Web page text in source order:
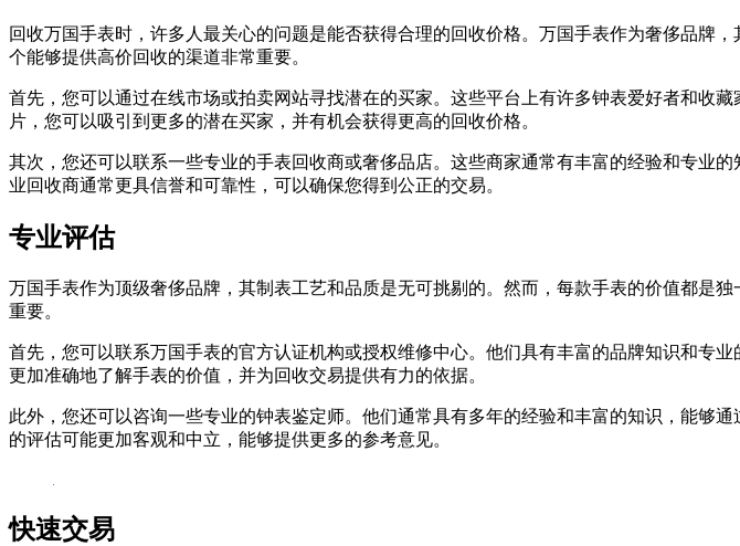
回收万国手表时，许多人最关心的问题是能否获得合理的回收价格。万国手表作为奢侈品牌
个能够提供高价回收的渠道非常重要。
首先，您可以通过在线市场或拍卖网站寻找潜在的买家。这些平台上有许多钟表爱好者和收
片，您可以吸引到更多的潜在买家，并有机会获得更高的回收价格。
其次，您还可以联系一些专业的手表回收商或奢侈品店。这些商家通常有丰富的经验和专业
业回收商通常更具信誉和可靠性，可以确保您得到公正的交易。
专业评估
万国手表作为顶级奢侈品牌，其制表工艺和品质是无可挑剔的。然而，每款手表的价值都是
重要。
首先，您可以联系万国手表的官方认证机构或授权维修中心。他们具有丰富的品牌知识和专
更加准确地了解手表的价值，并为回收交易提供有力的依据。
此外，您还可以咨询一些专业的钟表鉴定师。他们通常具有多年的经验和丰富的知识，能够
的评估可能更加客观和中立，能够提供更多的参考意见。
快速交易